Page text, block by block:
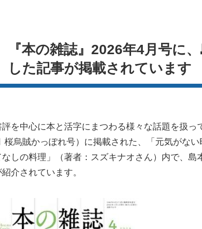
『本の雑誌』2026年4月号に
した記事が掲載されています
評を中心に本と活字にまつわる様々な話題を扱
桜烏賊かっぽれ号）に掲載された、「元気がな
なしの料理」（著者：スズキナオさん）内で、
紹介されています。